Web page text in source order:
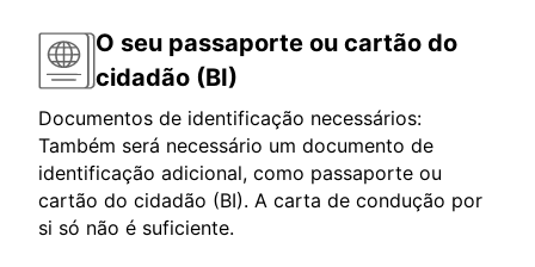
O seu passaporte ou cartão do
cidadão (BI)
Documentos de identificação necessários:
Também será necessário um documento de
identificação adicional, como passaporte ou
cartão do cidadão (BI). A carta de condução por
si só não é suficiente.